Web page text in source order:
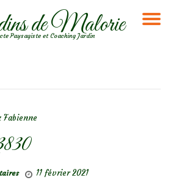
de Malorie
Paysagiste et Coaching Jardin
Fabienne
11 février 2021